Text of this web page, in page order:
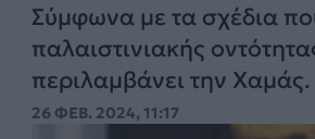
Σύμφωνα με τα σχέδια
παλαιστινιακής
περιλαμβάνει την Χαμάς.
26 ΦΕΒ. 2024, 11:17